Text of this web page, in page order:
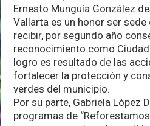
Ernesto Munguía González
Vallarta es un honor ser
recibir, por segundo año
reconocimiento como
logro es resultado de las
fortalecer la protección y
verdes del municipio.
Por su parte, Gabriela López
programas de